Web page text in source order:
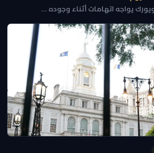
يواجه اتهامات أثناء وجوده ...